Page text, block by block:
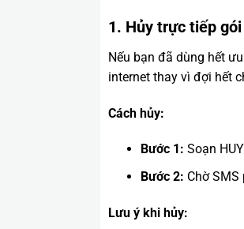
1. Hủy trực tiếp
Nếu bạn đã dùng hết
internet thay vì đợi hết
Cách hủy:
Bước 1: Soạn
Bước 2: Chờ
Lưu ý khi hủy: